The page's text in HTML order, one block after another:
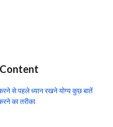
से पहले ध्यान रखने योग्य कुछ बातें
का तरीका